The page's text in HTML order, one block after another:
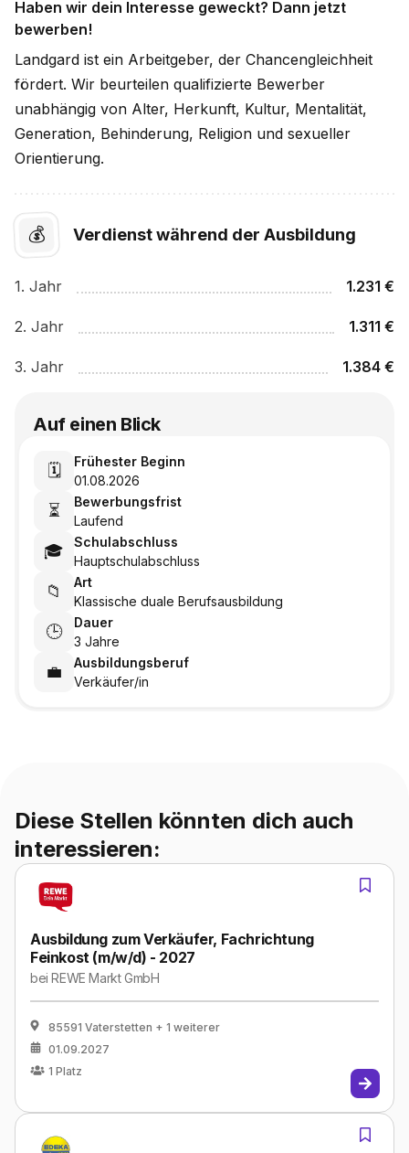
Haben wir dein Interesse geweckt? Dann jetzt
bewerben!
Landgard ist ein Arbeitgeber, der Chancengleichheit
fördert. Wir beurteilen qualifizierte Bewerber
unabhängig von Alter, Herkunft, Kultur, Mentalität,
Generation, Behinderung, Religion und sexueller
Orientierung.
💰 Verdienst während der Ausbildung
1. Jahr 1.231 €
2. Jahr 1.311 €
3. Jahr 1.384 €
Auf einen Blick
🗓️
Frühester Beginn
01.08.2026
⏳
Bewerbungsfrist
Laufend
🎓
Schulabschluss
Hauptschulabschluss
📁
Art
Klassische duale Berufsausbildung
🕒
Dauer
3 Jahre
💼
Ausbildungsberuf
Verkäufer/in
Diese Stellen könnten dich auch
interessieren:
Ausbildung zum Verkäufer, Fachrichtung
Feinkost (m/w/d) - 2027
beiREWE Markt GmbH
85591 Vaterstetten + 1 weiterer
01.09.2027
1 Platz